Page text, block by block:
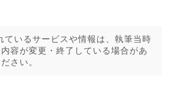
ているサービスや情報は、執筆当時
容が変更・終了している場合があ
さい。